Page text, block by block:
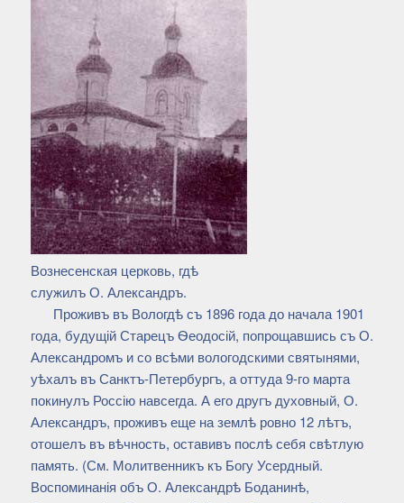
Вознесенская церковь, гдѣ
служилъ О. Александръ.
Проживъ въ Вологдѣ съ 1896 года до начала 1901
года, будущій Старецъ Ѳеодосій, попрощавшись съ О.
Александромъ и со всѣми вологодскими святынями,
уѣхалъ въ Санктъ-Петербургъ, а оттуда 9-го марта
покинулъ Россію навсегда. А его другъ духовный, О.
Александръ, проживъ еще на землѣ ровно 12 лѣтъ,
отошелъ въ вѣчность, оставивъ послѣ себя свѣтлую
память. (См. Молитвенникъ къ Богу Усердный.
Воспоминанія объ О. Александрѣ Боданинѣ,